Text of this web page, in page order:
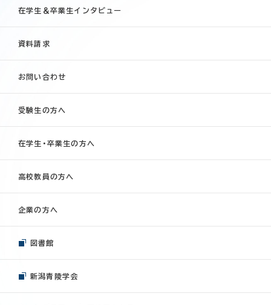
在学生＆卒業生インタビュー
資料請求
お問い合わせ
受験生の方へ
在学生・卒業生の方へ
高校教員の方へ
企業の方へ
図書館
新潟青陵学会